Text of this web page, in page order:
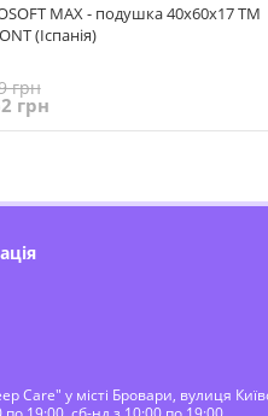
MAX - подушка 40x60х17 TM
(Іспанія)
грн
грн
Care" у місті Бровари, вулиця